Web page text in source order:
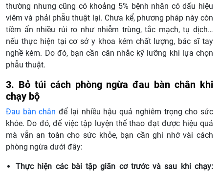
thường nhưng cũng có khoảng 5% bệnh nhân có dấu hiệu
viêm và phải phẫu thuật lại. Chưa kể, phương pháp này còn
tiềm ẩn nhiều rủi ro như nhiễm trùng, tắc mạch, tụ dịch…
nếu thực hiện tại cơ sở y khoa kém chất lượng, bác sĩ tay
nghề kém. Do đó, bạn cần cân nhắc kỹ lưỡng khi lựa chọn
phẫu thuật.
3. Bỏ túi cách phòng ngừa đau bàn chân khi
chạy bộ
Đau bàn chân để lại nhiều hậu quả nghiêm trọng cho sức
khỏe. Do đó, để việc tập luyện thể thao đạt được hiệu quả
mà vẫn an toàn cho sức khỏe, bạn cần ghi nhớ vài cách
phòng ngừa dưới đây:
Thực hiện các bài tập giãn cơ trước và sau khi chạy: